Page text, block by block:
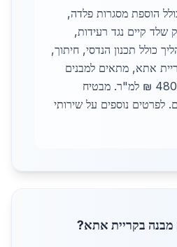
הוספת מסגרות פלדה,
שלד קיים נגד רעידות,
כולל תכנון הנדסי, חיתוך,
אתא, מתאים למבנים
ישנים. מחיר ממוצע 480 ₪ למ"ר. מבטיח
לפרטים נוספים על שירותי
מבנה בקריית אתא?